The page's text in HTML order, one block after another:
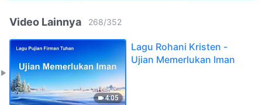
Video Lainnya 268/352
4:05
Lagu Rohani Kristen -
Ujian Memerlukan Iman